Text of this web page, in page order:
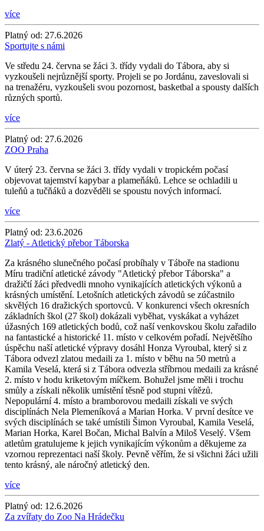
více
Platný od: 27.6.2026
Sportujte s námi
Ve středu 24. června se žáci 3. třídy vydali do Tábora, aby si
vyzkoušeli nejrůznější sporty. Projeli se po Jordánu, zaveslovali si
na trenažéru, vyzkoušeli svou pozornost, basketbal a spousty dalších
různých sportů.
více
Platný od: 27.6.2026
ZOO Praha
V úterý 23. června se žáci 3. třídy vydali v tropickém počasí
objevovat tajemství kapybar a plameňáků. Lehce se ochladili u
tuleňů a tučňáků a dozvěděli se spoustu nových informací.
více
Platný od: 23.6.2026
Zlatý - Atletický přebor Táborska
Za krásného slunečného počasí probíhaly v Táboře na stadionu
Míru tradiční atletické závody "Atletický přebor Táborska" a
dražičtí žáci předvedli mnoho vynikajících atletických výkonů a
krásných umístění. Letošních atletických závodů se zúčastnilo
skvělých 16 dražických sportovců. V konkurenci všech okresních
základních škol (27 škol) dokázali vyběhat, vyskákat a vyházet
úžasných 169 atletických bodů, což naší venkovskou školu zařadilo
na fantastické a historické 11. místo v celkovém pořadí. Největšího
úspěchu naší atletické výpravy dosáhl Honza Vyroubal, který si z
Tábora odvezl zlatou medaili za 1. místo v běhu na 50 metrů a
Kamila Veselá, která si z Tábora odvezla stříbrnou medaili za krásné
2. místo v hodu kriketovým míčkem. Bohužel jsme měli i trochu
smůly a získali několik umístění těsně pod stupni vítězů.
Nepopulární 4. místo a bramborovou medaili získali ve svých
disciplínách Nela Plemeníková a Marian Horka. V první desítce ve
svých disciplínách se také umístili Šimon Vyroubal, Kamila Veselá,
Marian Horka, Karel Bočan, Michal Balvín a Miloš Veselý. Všem
atletům gratulujeme k jejich vynikajícím výkonům a děkujeme za
vzornou reprezentaci naší školy. Pevně věřím, že si všichni žáci užili
tento krásný, ale náročný atletický den.
více
Platný od: 12.6.2026
Za zvířaty do Zoo Na Hrádečku